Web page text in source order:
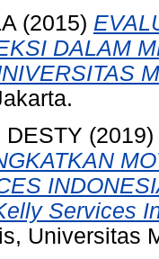
(2015)
DALAM
DESTY (2019)
Services
Universitas